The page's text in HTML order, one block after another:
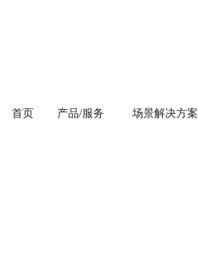
首页 产品/服务 场景解决方案